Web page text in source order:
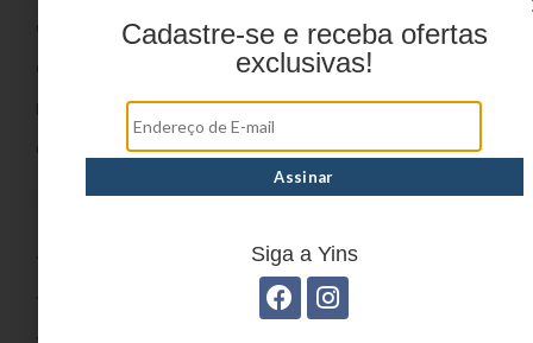
ONDE COMPRAR
CONTATO
Marcas
Cadastre-se e receba ofertas
exclusivas!
Siga a Yins